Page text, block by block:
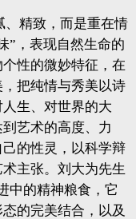
、精致，而是重在情
”，表现自然生命的
性的微妙特征，在
把纯情与秀美以诗
生、对世界的大
艺术的高度、力
的性灵，以科学辩
主张。刘大为先生
中的精神粮食，它
的完美结合，以及